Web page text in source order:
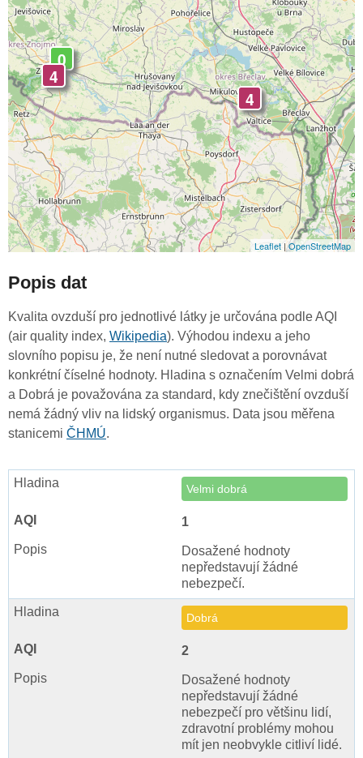
4
4
0
Leaflet |OpenStreetMap
Popis dat
Kvalita ovzduší pro jednotlivé látky je určována podle AQI
(air quality index, Wikipedia). Výhodou indexu a jeho
slovního popisu je, že není nutné sledovat a porovnávat
konkrétní číselné hodnoty. Hladina s označením Velmi dobrá
a Dobrá je považována za standard, kdy znečištění ovzduší
nemá žádný vliv na lidský organismus. Data jsou měřena
stanicemi ČHMÚ.
Velmi dobrá
1
Dosažené hodnoty
nepředstavují žádné
nebezpečí.
Dobrá
2
Dosažené hodnoty
nepředstavují žádné
nebezpečí pro většinu lidí,
zdravotní problémy mohou
mít jen neobvykle citliví lidé.